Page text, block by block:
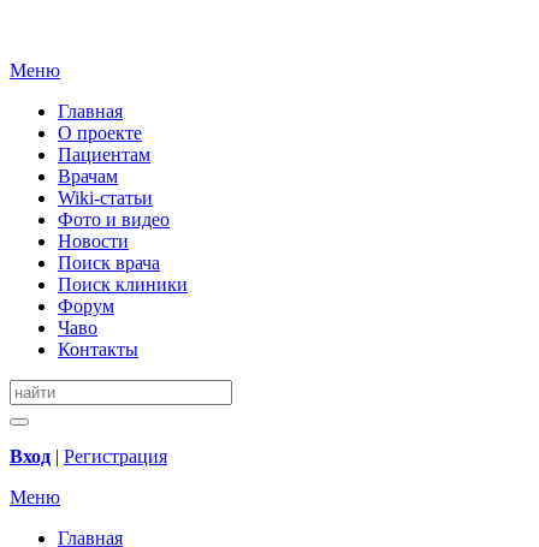
Меню
Главная
О проекте
Пациентам
Врачам
Wiki-статьи
Фото и видео
Новости
Поиск врача
Поиск клиники
Форум
Чаво
Контакты
Вход | Регистрация
Меню
Главная